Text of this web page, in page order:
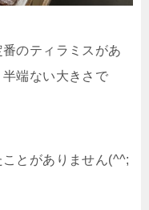
のティラミスがあ
端ない大きさで
とがありません(^^;